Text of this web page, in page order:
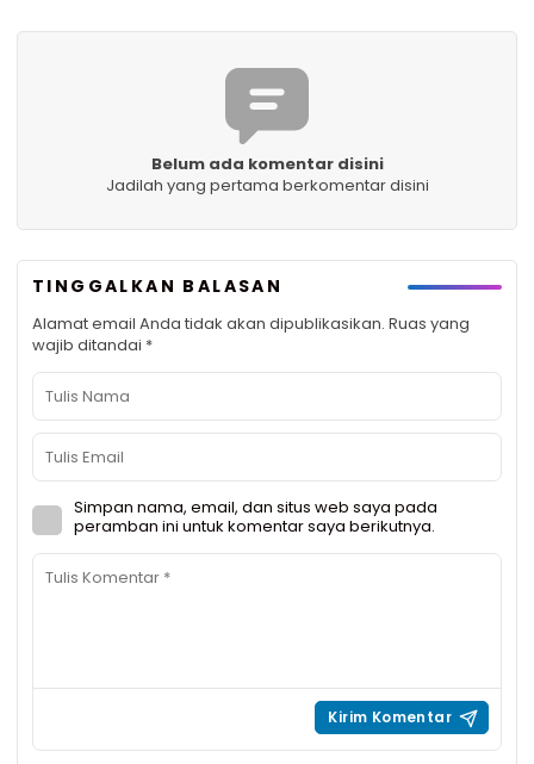
Belum ada komentar disini
Jadilah yang pertama berkomentar disini
TINGGALKAN BALASAN
Alamat email Anda tidak akan dipublikasikan. Ruas yang
wajib ditandai *
Simpan nama, email, dan situs web saya pada
peramban ini untuk komentar saya berikutnya.